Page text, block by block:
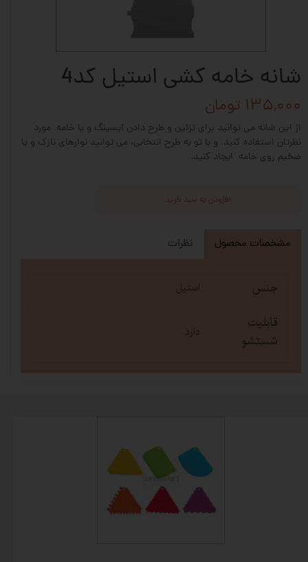
شانه خامه کشی استیل کد4
۱۳۵,۰۰۰ تومان
از این شانه می توانید برای تزئین و طرح دادن آیسینگ و یا خامه مورد
نظرتان استفاده کنید. و با تو به طرح انتخابی، می توانید نوارهای نازک و یا
ضخیم روی خامه ایجاد کنید.
افزودن به سبد خرید
مشخصات محصول نظرات
جنس استیل
قابلیت
شستشو
دارد